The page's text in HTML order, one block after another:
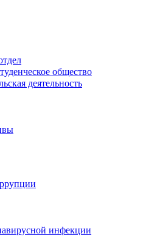
общество
деятельность
инфекции